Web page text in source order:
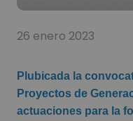
26 enero 2023
Plubicada la
Proyectos de
actuaciones para la